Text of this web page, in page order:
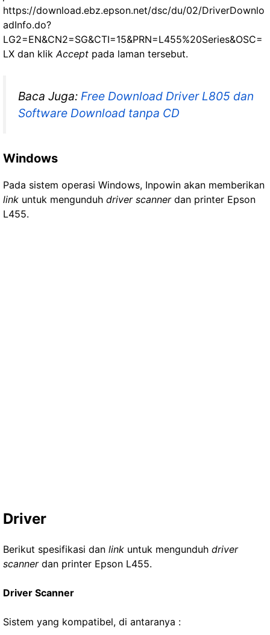
https://download.ebz.epson.net/dsc/du/02/DriverDownlo
adInfo.do?
LG2=EN&CN2=SG&CTI=15&PRN=L455%20Series&OSC=
LX dan klikAccept pada laman tersebut.
Baca Juga: Free Download Driver L805 dan
Software Download tanpa CD
Windows
Pada sistem operasi Windows, Inpowin akan memberikan
link untuk mengunduh driver scannerdan printer Epson
L455.
Driver
Berikut spesifikasi dan link untuk mengunduh driver
scannerdan printer Epson L455.
Driver Scanner
Sistem yang kompatibel, di antaranya :